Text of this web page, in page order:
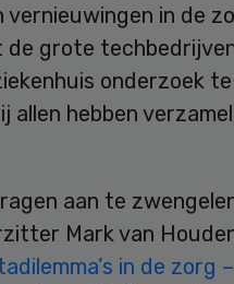
vernieuwingen in de
de grote
onderzoek te
allen hebben
aan te
Mark van
in de zorg